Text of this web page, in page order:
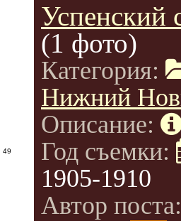
49
Успенский
(1 фото)
Категория:
Нижний
Описание:
Год съемки:
1905-1910
Автор